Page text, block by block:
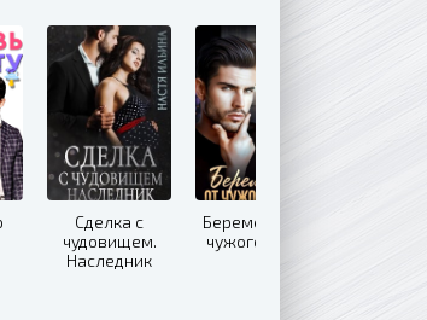
Сделка с
чудовищем.
Наследник
Беременна от
чужого мужа